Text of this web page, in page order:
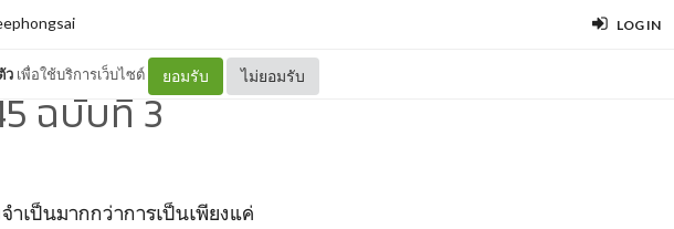
LOG IN
ว เพื่อใช้บริการเว็บไซต์ ยอมรับ ไม่ยอมรับ
ฉบับที่ 3
เป็นมากกว่าการเป็นเพียงแค่